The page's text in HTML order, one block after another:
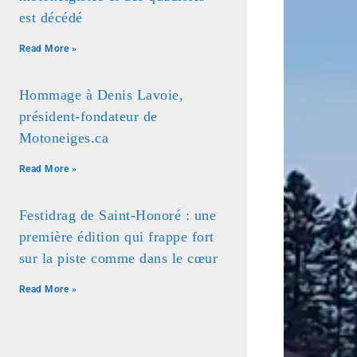
est décédé
Read More »
Hommage à Denis Lavoie,
président-fondateur de
Motoneiges.ca
Read More »
Festidrag de Saint-Honoré : une
première édition qui frappe fort
sur la piste comme dans le cœur
Read More »